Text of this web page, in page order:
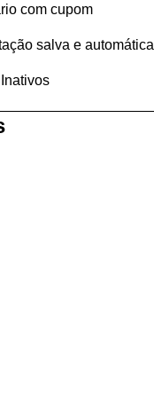
com cupom
salva e automática